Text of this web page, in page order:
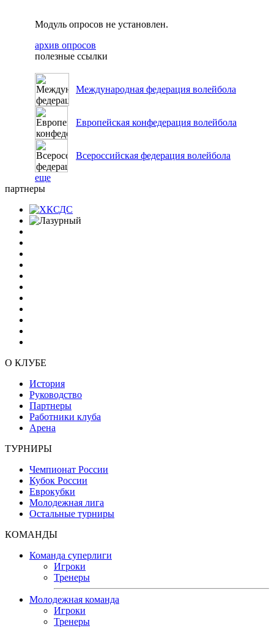
Модуль опросов не установлен.
архив опросов
полезные ссылки
Международная федерация волейбола
Европейская конфедерация волейбола
Всероссийская федерация волейбола
еще
партнеры
О КЛУБЕ
История
Руководство
Партнеры
Работники клуба
Арена
ТУРНИРЫ
Чемпионат России
Кубок России
Еврокубки
Молодежная лига
Остальные турниры
КОМАНДЫ
Команда суперлиги
Игроки
Тренеры
Молодежная команда
Игроки
Тренеры